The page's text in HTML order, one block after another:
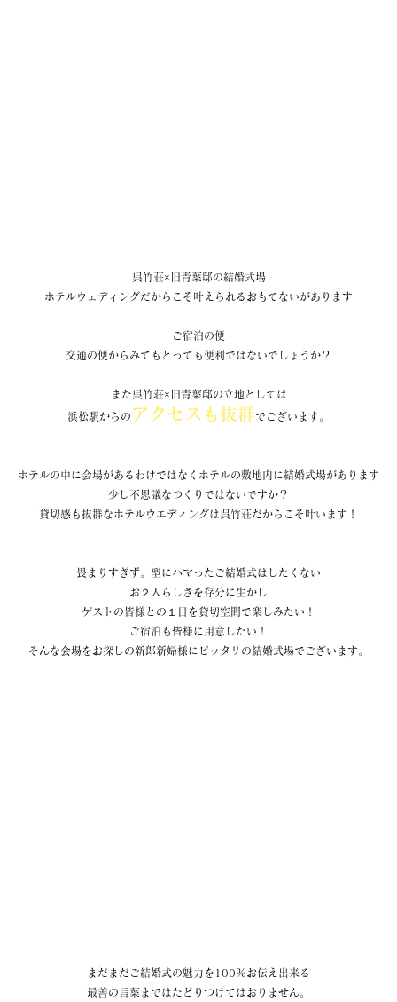
呉竹荘×旧青葉邸の結婚式場
ホテルウェディングだからこそ叶えられるおもてないがあります
ご宿泊の便
交通の便からみてもとっても便利ではないでしょうか？
また呉竹荘×旧青葉邸の立地としては
浜松駅からの アクセスも抜群でございます。
ホテルの中に会場があるわけではなくホテルの敷地内に結婚式場があります
少し不思議なつくりではないですか？
貸切感も抜群なホテルウエディングは呉竹荘だからこそ叶います！
畏まりすぎず。型にハマったご結婚式はしたくない
お２人らしさを存分に生かし
ゲストの皆様との１日を貸切空間で楽しみたい！
ご宿泊も皆様に用意したい！
そんな会場をお探しの新郎新婦様にピッタリの結婚式場でございます。
まだまだご結婚式の魅力を100％お伝え出来る
最善の言葉まではたどりつけてはおりません。